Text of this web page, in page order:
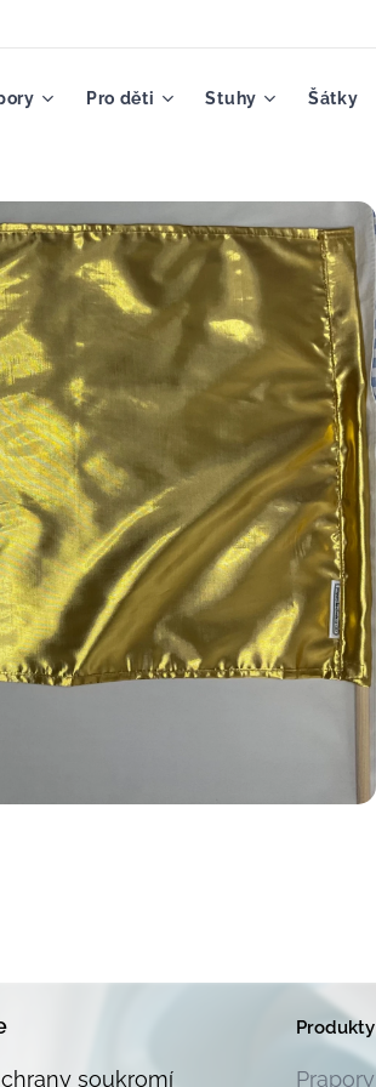
Pro děti Stuhy Šátky
soukromí
Produkty
Prapory